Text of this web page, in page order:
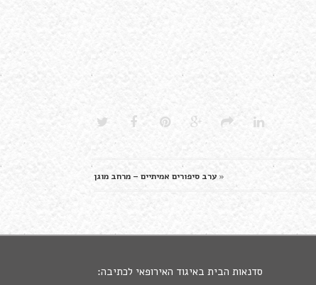
« ערב סיפורים אמיתיים – מרחב מוגן
סדנאות הבית באיגוד האירופאי לכתיבה: